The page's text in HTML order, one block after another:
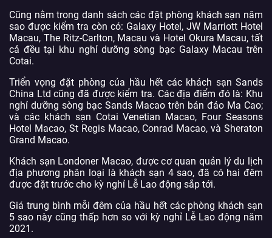
Cũng nằm trong danh sách các đặt phòng khách sạn năm
sao được kiểm tra còn có: Galaxy Hotel, JW Marriott Hotel
Macau, The Ritz-Carlton, Macau và Hotel Okura Macau, tất
cả đều tại khu nghỉ dưỡng sòng bạc Galaxy Macau trên
Cotai.
Triển vọng đặt phòng của hầu hết các khách sạn Sands
China Ltd cũng đã được kiểm tra. Các địa điểm đó là: Khu
nghỉ dưỡng sòng bạc Sands Macao trên bán đảo Ma Cao;
và các khách sạn Cotai Venetian Macao, Four Seasons
Hotel Macao, St Regis Macao, Conrad Macao, và Sheraton
Grand Macao.
Khách sạn Londoner Macao, được cơ quan quản lý du lịch
địa phương phân loại là khách sạn 4 sao, đã có hai đêm
được đặt trước cho kỳ nghỉ Lễ Lao động sắp tới.
Giá trung bình mỗi đêm của hầu hết các phòng khách sạn
5 sao này cũng thấp hơn so với kỳ nghỉ Lễ Lao động năm
2021.